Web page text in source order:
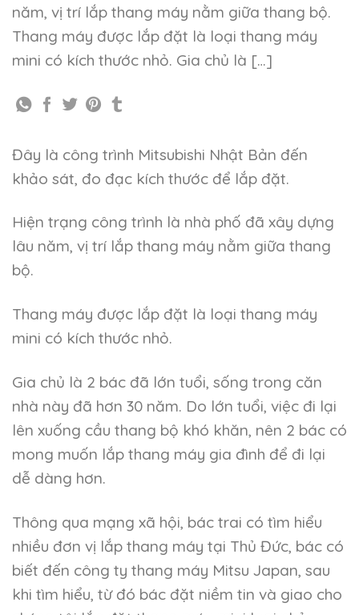
năm, vị trí lắp thang máy nằm giữa thang bộ.
Thang máy được lắp đặt là loại thang máy
mini có kích thước nhỏ. Gia chủ là […]
Đây là công trình Mitsubishi Nhật Bản đến
khảo sát, đo đạc kích thước để lắp đặt.
Hiện trạng công trình là nhà phố đã xây dựng
lâu năm, vị trí lắp thang máy nằm giữa thang
bộ.
Thang máy được lắp đặt là loại thang máy
mini có kích thước nhỏ.
Gia chủ là 2 bác đã lớn tuổi, sống trong căn
nhà này đã hơn 30 năm. Do lớn tuổi, việc đi lại
lên xuống cầu thang bộ khó khăn, nên 2 bác có
mong muốn lắp thang máy gia đình để đi lại
dễ dàng hơn.
Thông qua mạng xã hội, bác trai có tìm hiểu
nhiều đơn vị lắp thang máy tại Thủ Đức, bác có
biết đến công ty thang máy Mitsu Japan, sau
khi tìm hiểu, từ đó bác đặt niềm tin và giao cho